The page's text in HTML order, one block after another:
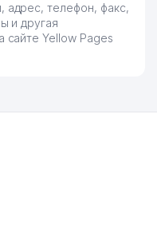
649 м
665 м
670 м
адрес, телефон, факс,
и другая
сайте Yellow Pages